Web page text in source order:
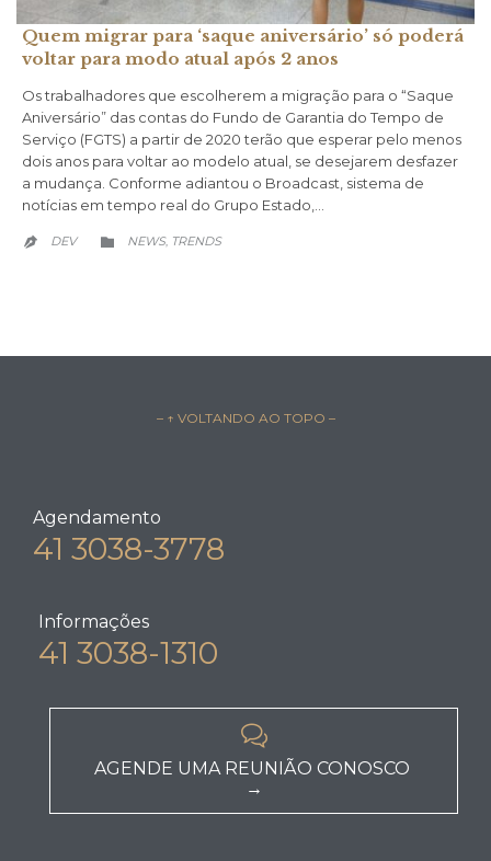
Quem migrar para ‘saque aniversário’ só poderá
voltar para modo atual após 2 anos
Os trabalhadores que escolherem a migração para o “Saque
Aniversário” das contas do Fundo de Garantia do Tempo de
Serviço (FGTS) a partir de 2020 terão que esperar pelo menos
dois anos para voltar ao modelo atual, se desejarem desfazer
a mudança. Conforme adiantou o Broadcast, sistema de
notícias em tempo real do Grupo Estado,…
 DEV  CATEGORY
NEWS, TRENDS
– ↑ VOLTANDO AO TOPO –
Agendamento
41 3038-3778
Informações
41 3038-1310

AGENDE UMA REUNIÃO CONOSCO
→